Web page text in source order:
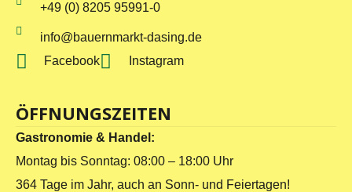
+49 (0) 8205 95991-0
info@bauernmarkt-dasing.de
Facebook
Instagram
ÖFFNUNGSZEITEN
Gastronomie & Handel:
Montag bis Sonntag: 08:00 – 18:00 Uhr
364 Tage im Jahr, auch an Sonn- und Feiertagen!